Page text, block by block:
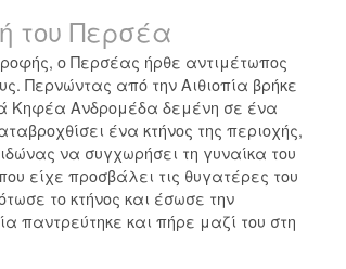
του Περσέα
ο Περσέας ήρθε αντιμέτωπος
Περνώντας από την Αιθιοπία βρήκε
Κηφέα Ανδρομέδα δεμένη σε ένα
ένα κτήνος της περιοχής,
να συγχωρήσει τη γυναίκα του
είχε προσβάλει τις θυγατέρες του
το κτήνος και έσωσε την
παντρεύτηκε και πήρε μαζί του στη